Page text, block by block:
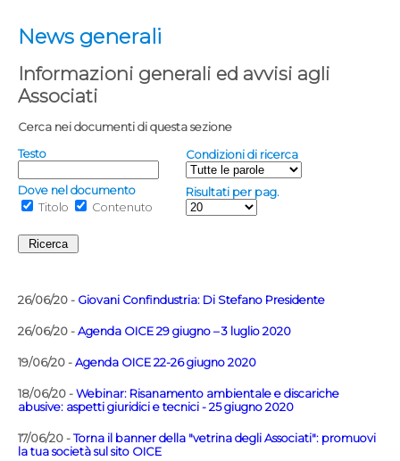
News generali
Informazioni generali ed avvisi agli
Associati
Cerca nei documenti di questa sezione
Testo
Condizioni di ricerca
Dove nel documento
Titolo
Contenuto
Risultati per pag.
26/06/20 - Giovani Confindustria: Di Stefano Presidente
26/06/20 - Agenda OICE 29 giugno – 3 luglio 2020
19/06/20 - Agenda OICE 22-26 giugno 2020
18/06/20 - Webinar: Risanamento ambientale e discariche
abusive: aspetti giuridici e tecnici - 25 giugno 2020
17/06/20 - Torna il banner della "vetrina degli Associati": promuovi
la tua società sul sito OICE